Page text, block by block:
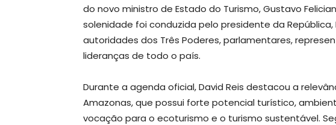
do novo ministro de Estado do Turismo, Gustavo
solenidade foi conduzida pelo presidente da República,
autoridades dos Três Poderes, parlamentares,
lideranças de todo o país.
Durante a agenda oficial, David Reis destacou a
Amazonas, que possui forte potencial turístico,
vocação para o ecoturismo e o turismo sustentável.